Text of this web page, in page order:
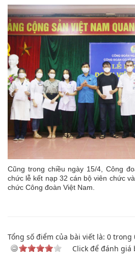
Cũng trong chiều ngày 15/4, Công
chức lễ kết nạp 32 cán bộ viên chức
chức Công đoàn Việt Nam.
Tổng số điểm của bài viết là: 0 trong
Click để đánh giá